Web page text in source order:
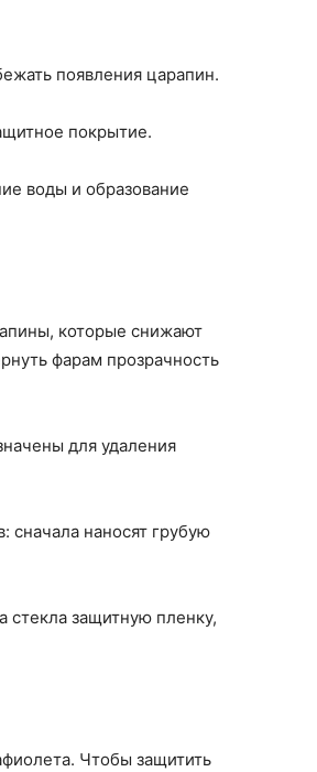
появления царапин.
покрытие.
воды и образование
которые снижают
фарам прозрачность
для удаления
сначала наносят грубую
стекла защитную пленку,
Чтобы защитить